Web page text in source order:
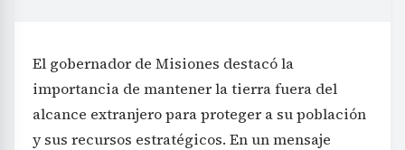
El gobernador de Misiones destacó la
importancia de mantener la tierra fuera del
alcance extranjero para proteger a su población
y sus recursos estratégicos. En un mensaje